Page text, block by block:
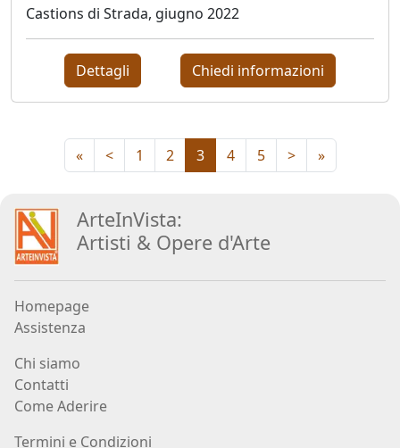
Martinella
Carlo
Martini
Paola
Andrea
Màzzoli
Klaus
Karl
Vittorio
Castions di Strada, giugno 2022
Dettagli Chiedi informazioni
« < 1 2 3 4 5 > »
ArteInVista:
Artisti & Opere d'Arte
Homepage
Assistenza
Chi siamo
Contatti
Come Aderire
Termini e Condizioni